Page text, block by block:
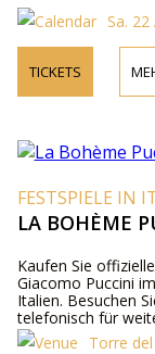
Sa.
TICKETS
FESTSPIELE IN
LA BOHÈME
Kaufen Sie
Giacomo Puccini
Italien. Besuchen
telefonisch für
Programmdetails
Torre